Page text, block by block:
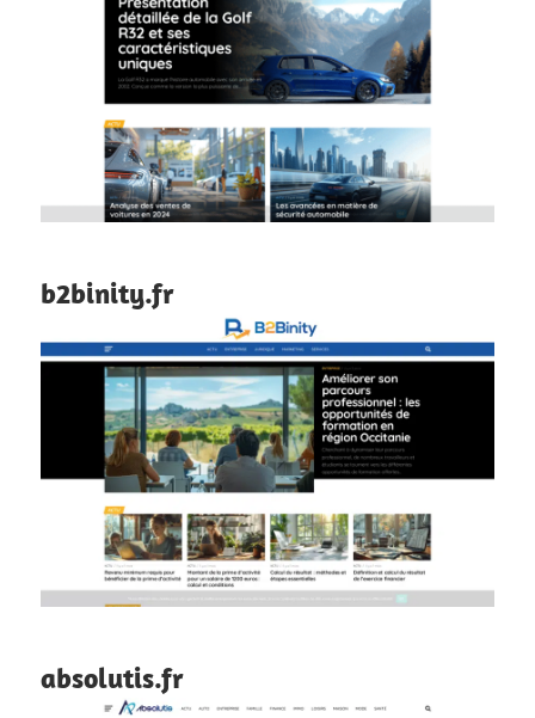
b2binity.fr
absolutis.fr